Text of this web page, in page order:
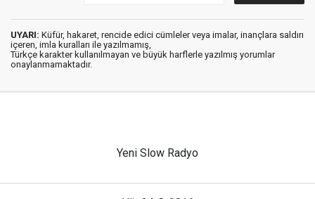
UYARI: Küfür, hakaret, rencide edici cümleler veya imalar, inançlara saldırı
içeren, imla kuralları ile yazılmamış,
Türkçe karakter kullanılmayan ve büyük harflerle yazılmış yorumlar
onaylanmamaktadır.
Yeni Slow Radyo